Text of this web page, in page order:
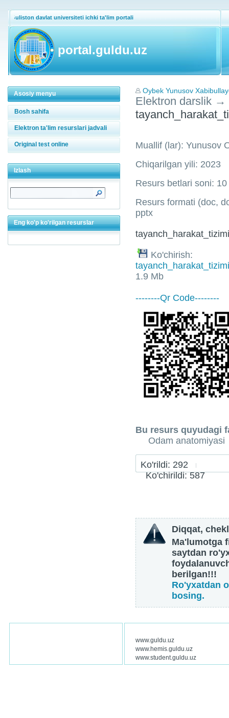
Guliston davlat universiteti ichki ta'lim portali
portal.guldu.uz
Asosiy menyu
Bosh sahifa
Elektron ta'lim resurslari jadvali
Original test online
Izlash
Eng ko'p ko'rilgan resurslar
Oybek Yunusov
Elektron darslik →
Muallif (lar): Yunusov
Chiqarilgan yili: 2023
Resurs betlari soni: 10
Resurs formati (doc,
pptx
Ko'chirish:
1.9 Mb
--------Qr Code--------
Bu resurs quyudagi
Odam anatomiyasi
Ko'rildi: 292
Ko'chirildi: 587
Diqqat,
Ma'lumotga
saytdan
berilgan!!!
Ro'yxatdan
bosing.
www.guldu.uz
www.hemis.guldu.uz
www.student.guldu.uz